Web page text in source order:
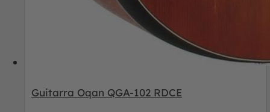
Guitarra Oqan QGA-102 RDCE